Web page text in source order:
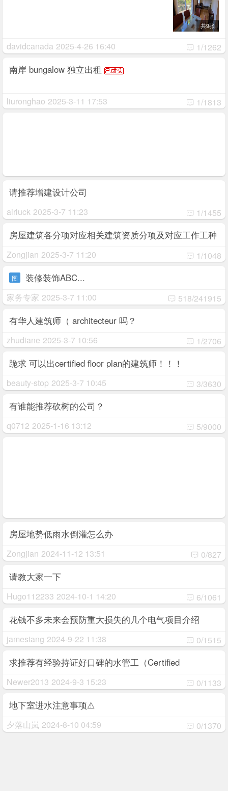
共9张
davidcanada 2025-4-26 16:40 1/1262
南岸 bungalow 独立出租
liuronghao 2025-3-11 17:53 1/1813
请推荐增建设计公司
airluck 2025-3-7 11:23 1/1455
房屋建筑各分项对应相关建筑资质分项及对应工作工种
Zongjian 2025-3-7 11:20 1/1048
图装修装饰ABC...
家务专家 2025-3-7 11:00 518/241915
有华人建筑师（ architecteur 吗？
zhudiane 2025-3-7 10:56 1/2706
跪求 可以出certified floor plan的建筑师！！！
beauty-stop 2025-3-7 10:45 3/3630
有谁能推荐砍树的公司？
q0712 2025-1-16 13:12 5/9000
房屋地势低雨水倒灌怎么办
Zongjian 2024-11-12 13:51 0/827
请教大家一下
Hugo112233 2024-10-1 14:20 6/1061
花钱不多未来会预防重大损失的几个电气项目介绍
jamestang 2024-9-22 11:38 0/1515
求推荐有经验持证好口碑的水管工（Certified
Newer2013 2024-9-3 15:23 0/1133
地下室进水注意事项⚠️
夕落山岚 2024-8-10 04:59 0/1370